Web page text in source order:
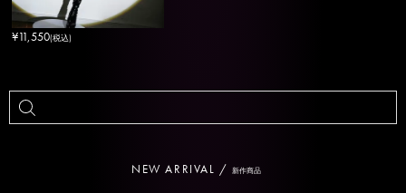
¥11,550(税込)
NEW ARRIVAL /新作商品